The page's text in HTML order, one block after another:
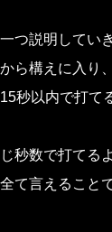
つ説明してい
ら構えに入り
秒以内で打て
秒数で打てる
て言えることで